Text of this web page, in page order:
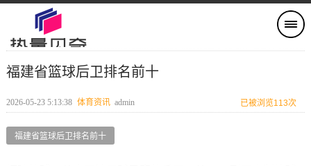
福建省篮球后卫排名前十
2026-05-23 5:13:38 体育资讯 admin 已被浏览113次
福建省篮球后卫排名前十